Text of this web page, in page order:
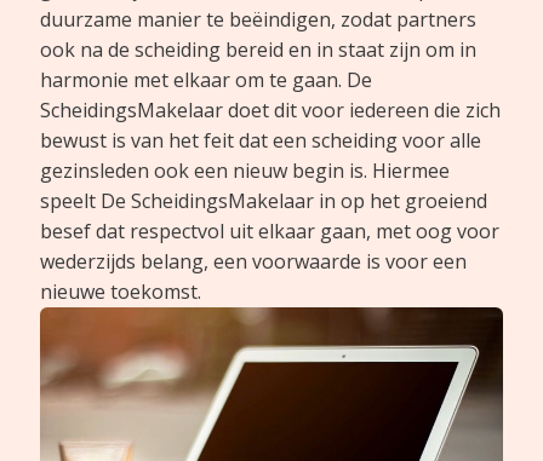
duurzame manier te beëindigen, zodat partners
ook na de scheiding bereid en in staat zijn om in
harmonie met elkaar om te gaan. De
ScheidingsMakelaar doet dit voor iedereen die zich
bewust is van het feit dat een scheiding voor alle
gezinsleden ook een nieuw begin is. Hiermee
speelt De ScheidingsMakelaar in op het groeiend
besef dat respectvol uit elkaar gaan, met oog voor
wederzijds belang, een voorwaarde is voor een
nieuwe toekomst.